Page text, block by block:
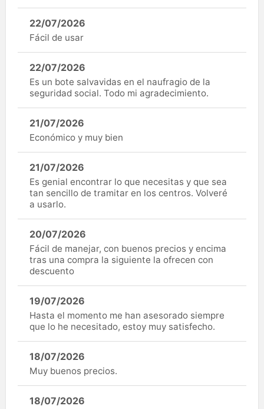
22/07/2026
Fácil de usar
22/07/2026
Es un bote salvavidas en el naufragio de la
seguridad social. Todo mi agradecimiento.
21/07/2026
Económico y muy bien
21/07/2026
Es genial encontrar lo que necesitas y que sea
tan sencillo de tramitar en los centros. Volveré
a usarlo.
20/07/2026
Fácil de manejar, con buenos precios y encima
tras una compra la siguiente la ofrecen con
descuento
19/07/2026
Hasta el momento me han asesorado siempre
que lo he necesitado, estoy muy satisfecho.
18/07/2026
Muy buenos precios.
18/07/2026